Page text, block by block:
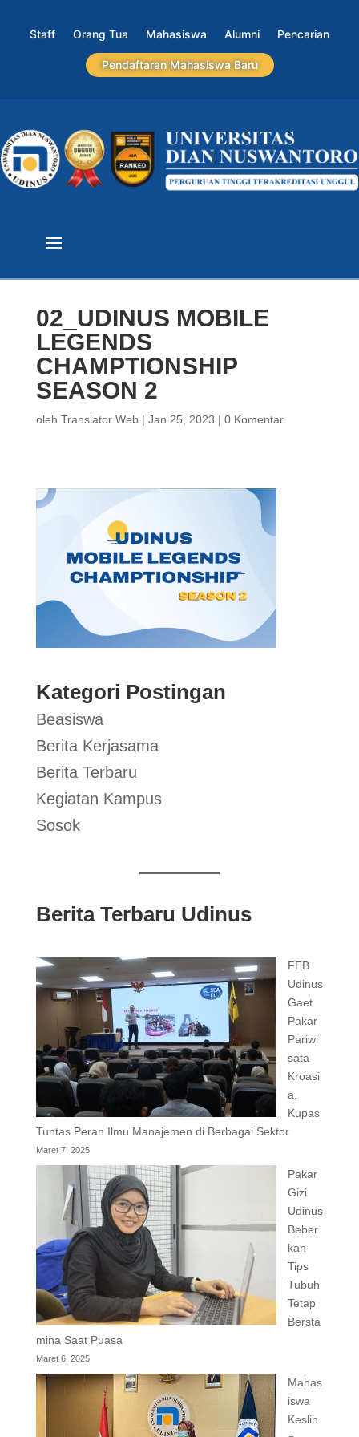
Staff Orang Tua Mahasiswa Alumni Pencarian
Pendaftaran Mahasiswa Baru
02_UDINUS MOBILE
LEGENDS
CHAMPTIONSHIP
SEASON 2
oleh Translator Web| Jan 25, 2023 | 0 Komentar
Kategori Postingan
Beasiswa
Berita Kerjasama
Berita Terbaru
Kegiatan Kampus
Sosok
Berita Terbaru Udinus
FEB
Udinus
Gaet
Pakar
Pariwi
sata
Kroasi
a,
Kupas
Tuntas Peran Ilmu Manajemen di Berbagai Sektor
Maret 7, 2025
Pakar
Gizi
Udinus
Beber
kan
Tips
Tubuh
Tetap
Bersta
mina Saat Puasa
Maret 6, 2025
Mahas
iswa
Keslin